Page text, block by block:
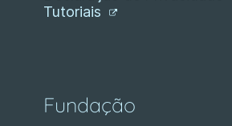
Tutoriais
Fundação